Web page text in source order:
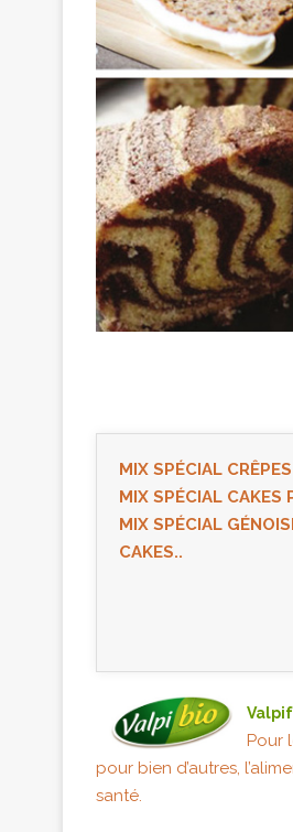
MIX SPÉCIAL
MIX SPÉCIAL CAKES
MIX SPÉCIAL
CAKES..
Pour
pour bien d’autres,
santé.